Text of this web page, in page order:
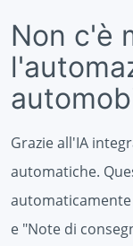
Non c'è
Grazie all'IA
automatiche.
e "Note di